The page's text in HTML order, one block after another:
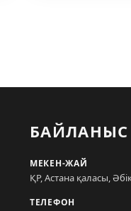
БАЙЛАНЫС
МЕКЕН-ЖАЙ
ҚР, Астана қаласы,
ТЕЛЕФОН